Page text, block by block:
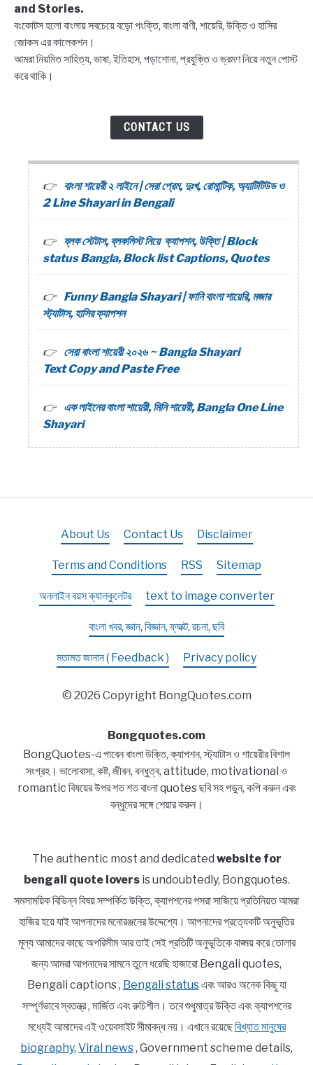
and Stories.
বংকোটস হলো বাংলায় সবচেয়ে বড়ো পংক্তি, বাংলা বাণী, শায়েরি, উক্তি ও হাসির
জোকস এর কালেকশন।
আমরা নিয়মিত সাহিত্য, ভাষা, ইতিহাস, পড়াশোনা, প্রযুক্তি ও ভ্রমণ নিয়ে নতুন পোস্ট
করে থাকি।
CONTACT US
বাংলা শায়েরী ২ লাইনে | সেরা প্রেম, দুঃখ, রোমান্টিক, অ্যাটিটিউড ও
2 Line Shayari in Bengali
ব্লক স্টেটাস, ব্লকলিস্ট নিয়ে ক্যাপশন, উক্তি | Block
status Bangla, Block list Captions, Quotes
Funny Bangla Shayari | ফানি বাংলা শায়েরি, মজার
স্ট্যাটাস, হাসির ক্যাপশন
সেরা বাংলা শায়েরী ২০২৬ ~ Bangla Shayari
Text Copy and Paste Free
এক লাইনের বাংলা শায়েরী, মিনি শায়েরী, Bangla One Line
Shayari
About Us Contact Us Disclaimer
Terms and Conditions RSS Sitemap
অনলাইন বয়স ক্যালকুলেটর text to image converter
বাংলা খবর, জ্ঞান, বিজ্ঞান, ফ্যাক্ট, রচনা, ছবি
মতামত জানান ( Feedback ) Privacy policy
© 2026 Copyright BongQuotes.com
Bongquotes.com
BongQuotes-এ পাবেন বাংলা উক্তি, ক্যাপশন, স্ট্যাটাস ও শায়েরীর বিশাল
সংগ্রহ। ভালোবাসা, কষ্ট, জীবন, বন্ধুত্ব, attitude, motivational ও
romantic বিষয়ের উপর শত শত বাংলা quotes ছবি সহ পড়ুন, কপি করুন এবং
বন্ধুদের সঙ্গে শেয়ার করুন।
The authentic most and dedicated website for
bengali quote loversis undoubtedly, Bongquotes.
সমসাময়িক বিভিন্ন বিষয় সম্পর্কিত উক্তি, ক্যাপশনের পসরা সাজিয়ে প্রতিনিয়ত আমরা
হাজির হয়ে যাই আপনাদের মনোরঞ্জনের উদ্দেশ্যে। আপনাদের প্রত্যেকটি অনুভূতির
মূল্য আমাদের কাছে অপরিসীম আর তাই সেই প্রতিটি অনুভূতিকে বাঙ্ময় করে তোলার
জন্য আমরা আপনাদের সামনে তুলে ধরেছি হাজারো Bengali quotes,
Bengali captions , Bengali statusএবং আরও অনেক কিছু যা
সম্পূর্ণভাবে স্বতন্ত্র , মার্জিত এবং রুচিশীল। তবে শুধুমাত্র উক্তি এবং ক্যাপশনের
মধ্যেই আমাদের এই ওয়েবসাইট সীমাবদ্ধ নয়। এখানে রয়েছেবিখ্যাত মানুষের
biography, Viral news, Government scheme details,